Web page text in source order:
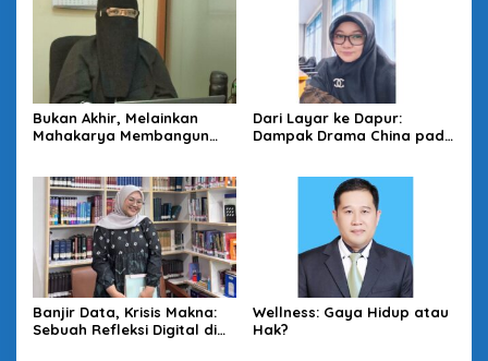
Bukan Akhir, Melainkan
Mahakarya Membangun
Dari Layar ke Dapur:
Dampak Drama China pada
Banjir Data, Krisis Makna:
Sebuah Refleksi Digital di
Wellness: Gaya Hidup atau
Hak?